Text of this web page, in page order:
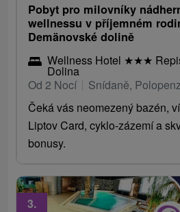
Pobyt pro milovníky
wellnessu v příjemném
Demänovské dolině
Wellness Hotel ★★★
Dolina
Od 2 Nocí
Snídaně,
Čeká vás neomezený bazén,
Liptov Card, cyklo-zázemí a
bonusy.
3.